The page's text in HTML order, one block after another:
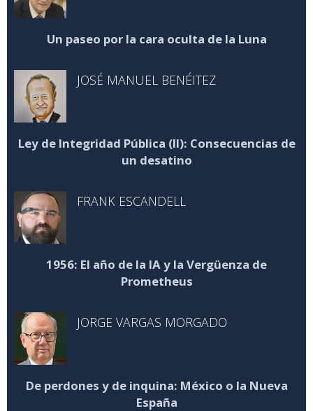
Un paseo por la cara oculta de la Luna
JOSÉ MANUEL BENÉITEZ
Ley de Integridad Pública (II): Consecuencias de
un desatino
FRANK ESCANDELL
1956: El año de la IA y la Vergüenza de
Prometheus
JORGE VARGAS MORGADO
De perdones y de inquina: México o la Nueva
España